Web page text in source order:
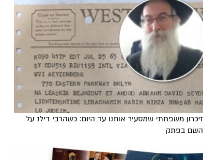
זיכרון משפחתי שמסעיר אותנו עד היום: כשהרבי דילג על
השם בפתק